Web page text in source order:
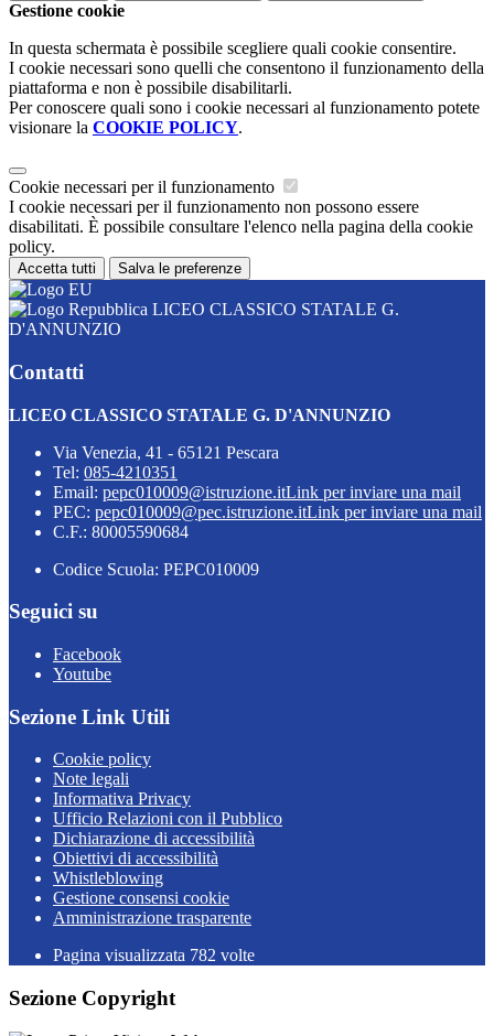
Gestione cookie
In questa schermata è possibile scegliere quali cookie consentire.
I cookie necessari sono quelli che consentono il funzionamento della
piattaforma e non è possibile disabilitarli.
Per conoscere quali sono i cookie necessari al funzionamento potete
visionare la COOKIE POLICY.
Cookie necessari per il funzionamento
I cookie necessari per il funzionamento non possono essere
disabilitati. È possibile consultare l'elenco nella pagina della cookie
policy.
Accetta tutti Salva le preferenze
LICEO CLASSICO STATALE G.
D'ANNUNZIO
Contatti
LICEO CLASSICO STATALE G. D'ANNUNZIO
Via Venezia, 41 - 65121 Pescara
Tel: 085-4210351
Email: pepc010009@istruzione.itLink per inviare una mail
PEC: pepc010009@pec.istruzione.itLink per inviare una mail
C.F.: 80005590684
Codice Scuola: PEPC010009
Seguici su
Facebook
Youtube
Sezione Link Utili
Cookie policy
Note legali
Informativa Privacy
Ufficio Relazioni con il Pubblico
Dichiarazione di accessibilità
Obiettivi di accessibilità
Whistleblowing
Gestione consensi cookie
Amministrazione trasparente
Pagina visualizzata 782 volte
Sezione Copyright